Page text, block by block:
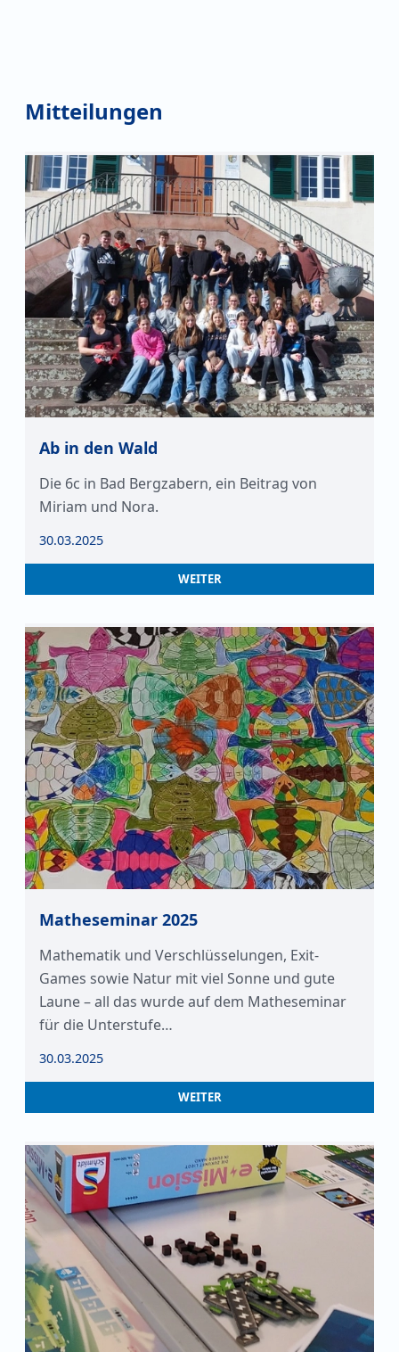
Mitteilungen
Ab in den Wald
Die 6c in Bad Bergzabern, ein Beitrag von
Miriam und Nora.
30.03.2025
WEITER
Matheseminar 2025
Mathematik und Verschlüsselungen, Exit-
Games sowie Natur mit viel Sonne und gute
Laune – all das wurde auf dem Matheseminar
für die Unterstufe…
30.03.2025
WEITER